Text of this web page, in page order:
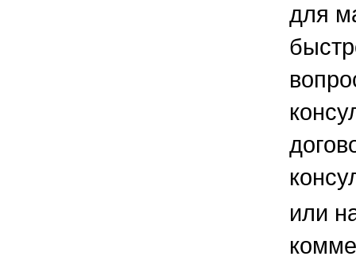
для
или